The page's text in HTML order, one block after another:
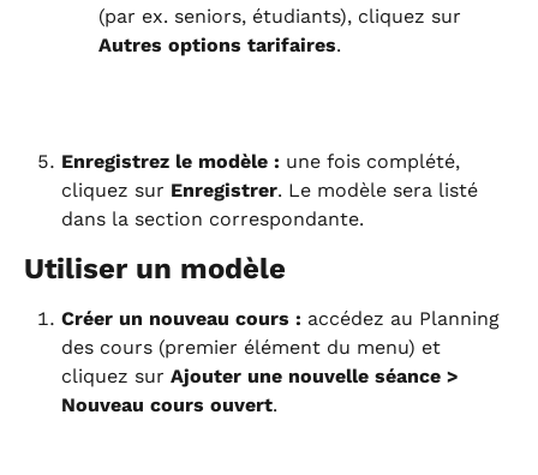
(par ex. seniors, étudiants), cliquez sur
Autres options tarifaires.
Enregistrez le modèle : une fois complété,
cliquez sur Enregistrer. Le modèle sera listé
dans la section correspondante.
Utiliser un modèle
Créer un nouveau cours : accédez au Planning
des cours (premier élément du menu) et
cliquez sur Ajouter une nouvelle séance >
Nouveau cours ouvert.